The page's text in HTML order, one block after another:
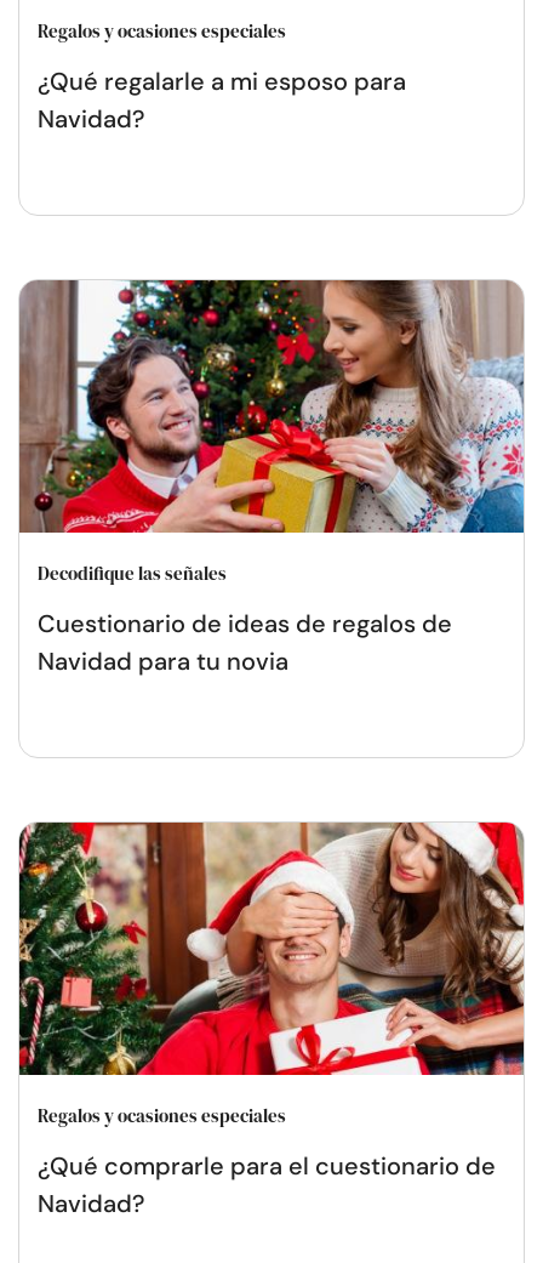
Regalos y ocasiones especiales
¿Qué regalarle a mi esposo para
Navidad?
Decodifique las señales
Cuestionario de ideas de regalos de
Navidad para tu novia
Regalos y ocasiones especiales
¿Qué comprarle para el cuestionario de
Navidad?